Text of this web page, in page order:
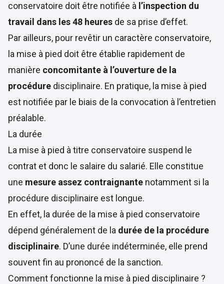
conservatoire doit être notifiée à l’inspection du
travail dans les 48 heures de sa prise d’effet.
Par ailleurs, pour revêtir un caractère conservatoire,
la mise à pied doit être établie rapidement de
manière concomitante à l’ouverture de la
procédure disciplinaire. En pratique, la mise à pied
est notifiée par le biais de la convocation à l’entretien
préalable.
La durée
La mise à pied à titre conservatoire suspend le
contrat et donc le salaire du salarié. Elle constitue
une mesure assez contraignante notamment si la
procédure disciplinaire est longue.
En effet, la durée de la mise à pied conservatoire
dépend généralement de la durée de la procédure
disciplinaire. D’une durée indéterminée, elle prend
souvent fin au prononcé de la sanction.
Comment fonctionne la mise à pied disciplinaire ?